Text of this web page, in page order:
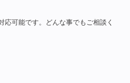
応可能です。どんな事でもご相談く